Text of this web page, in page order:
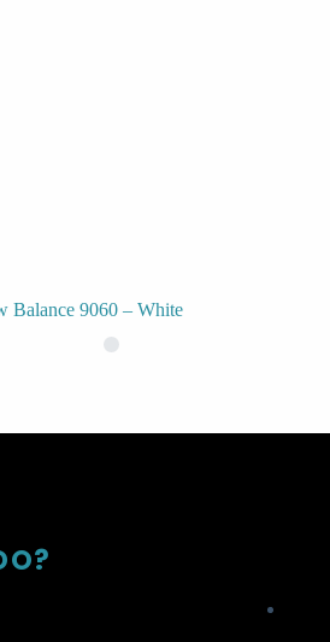
Balance 9060 – White